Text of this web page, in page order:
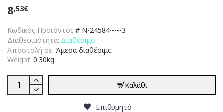
Κωδικός Προϊόντος # N-24584-----3
Διαθεσιμότητα: Διαθέσιμο
Αποστολή σε: Άμεσα διαθέσιμο
Weight: 0.30kg
8,53€
Καλάθι
Επιθυμητό